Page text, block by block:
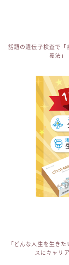
話題の遺伝子検査で「
養法」
「どんな人生を生き
スにキャリ